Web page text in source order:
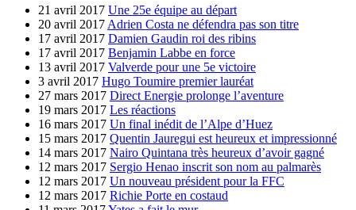
21 avril 2017 Une 25e équipe au départ
20 avril 2017 Adrien Costa ne défendra pas son titre
17 avril 2017 Damien Gaudin roi des ribins
17 avril 2017 Benjamin Labbe en force
13 avril 2017 Valverde pour une 5e victoire
3 avril 2017 Hugo Toumire premier lauréat
27 mars 2017 Direct Energie prolonge l’aventure
19 mars 2017 Les réactions
16 mars 2017 Un final inédit de l’Alpe d’Huez
15 mars 2017 Quentin Jauregui est heureux et impressionné
14 mars 2017 Nairo Quintana très heureux d’avoir gagné
12 mars 2017 Sergio Henao inscrit son nom au palmarès
12 mars 2017 Un nouveau président pour la FFC
12 mars 2017 Richie Porte en costaud